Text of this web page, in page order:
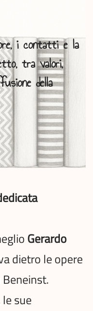
i contatti e la
tra valori,
della
Gerardo
dietro le opere
le sue